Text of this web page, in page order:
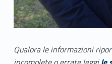
Qualora le informazioni